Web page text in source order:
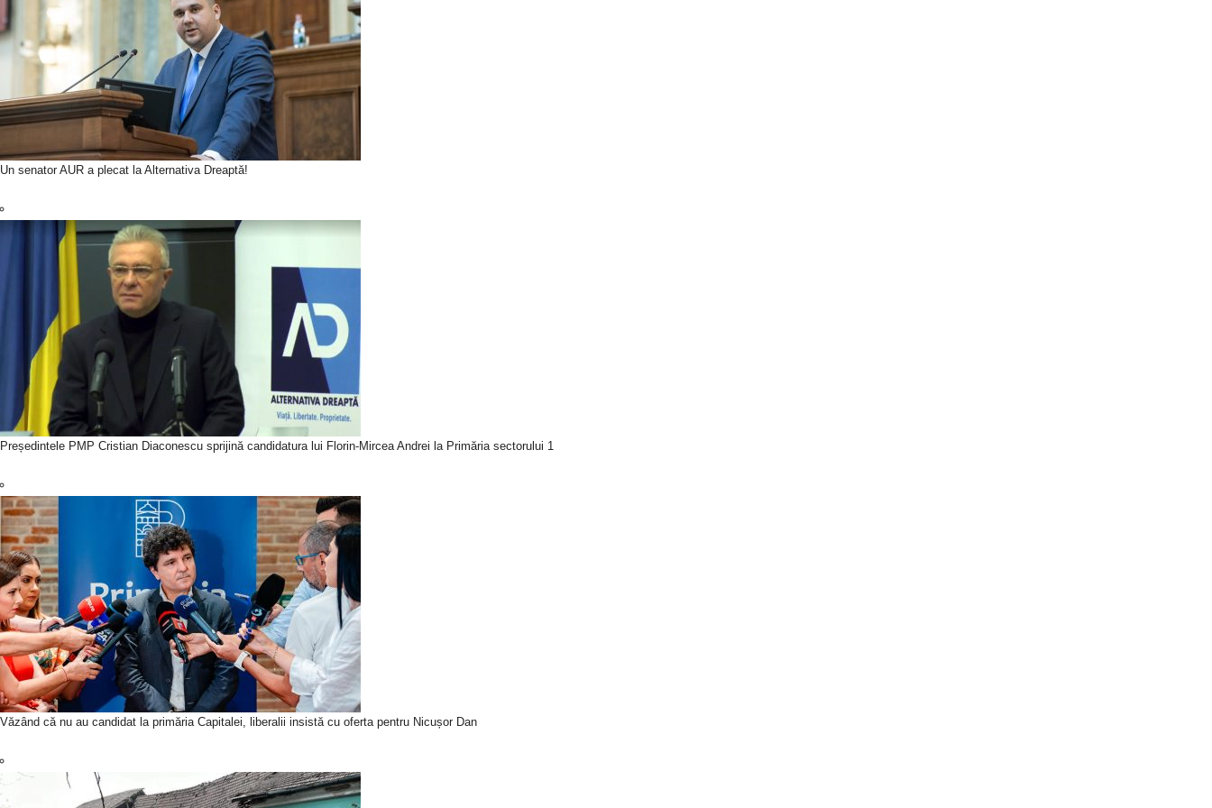
Un senator AUR a plecat la Alternativa Dreaptă!
Președintele PMP Cristian Diaconescu sprijină candidatura lui Florin-Mircea Andrei la Primăria sectorului 1
Văzând că nu au candidat la primăria Capitalei, liberalii insistă cu oferta pentru Nicușor Dan